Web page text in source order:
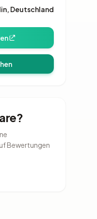
Deutschland
Bewertungen